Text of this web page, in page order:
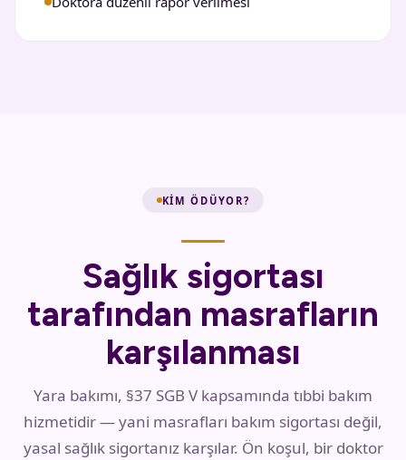
KIM ÖDÜYOR?
Sağlık sigortası
tarafından masrafların
karşılanması
Yara bakımı, §37 SGB V kapsamında tıbbi bakım
hizmetidir — yani masrafları bakım sigortası değil,
yasal sağlık sigortanız karşılar. Ön koşul, bir doktor